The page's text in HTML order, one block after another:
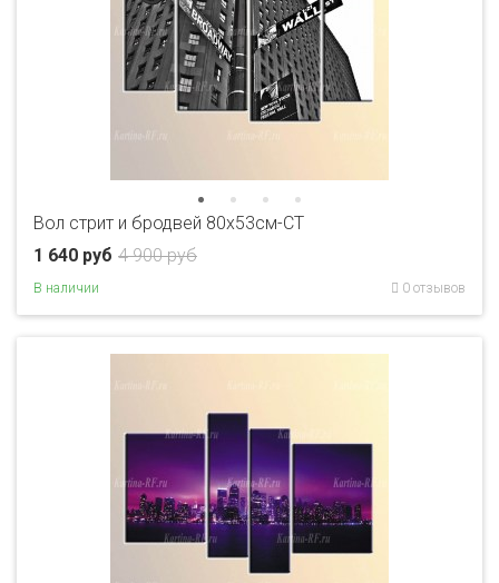
Вол стрит и бродвей 80x53см-CT
4 900 руб
1 640 руб
В наличии 0 отзывов